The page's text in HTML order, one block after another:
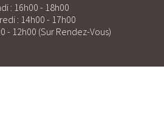
: 16h00 - 18h00
: 14h00 - 17h00
- 12h00 (Sur Rendez-Vous)